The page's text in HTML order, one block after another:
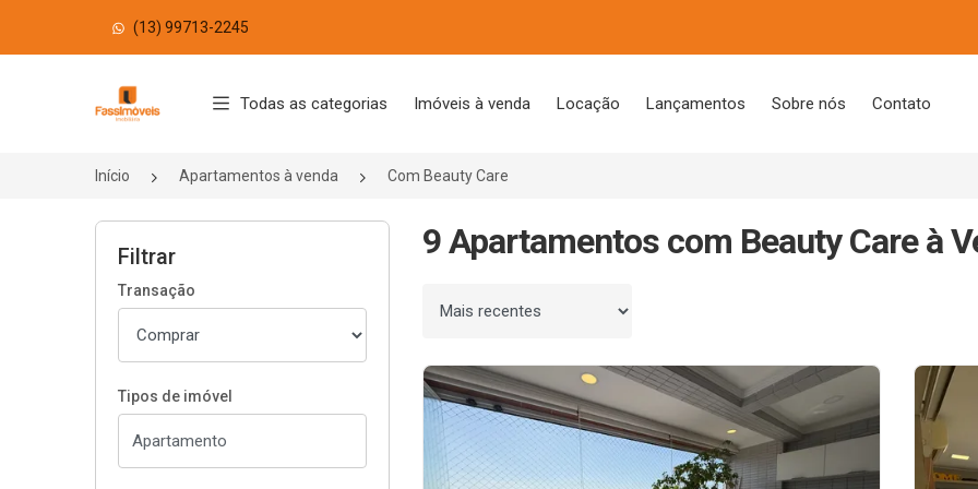
(13) 99713-2245
Página inicial
Todas as categorias Imóveis à venda Locação Lançamentos Sobre nós Contato
Início Apartamentos à venda Com Beauty Care
Filtrar
Transação
Tipos de imóvel
9 Apartamentos com Beauty Care à
Ordenar por